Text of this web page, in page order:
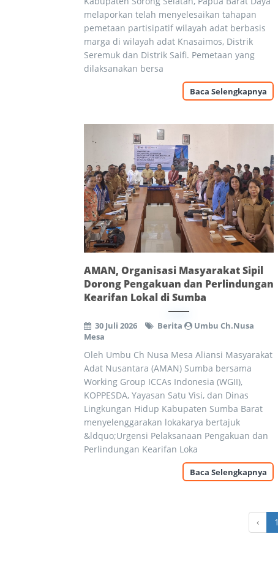
melaporkan telah menyelesaikan tahapan
pemetaan partisipatif wilayah adat berbasis
marga di wilayah adat Knasaimos, Distrik
Seremuk dan Distrik Saifi. Pemetaan yang
dilaksanakan bersa
Baca Selengkapnya
AMAN, Organisasi Masyarakat Sipil
Dorong Pengakuan dan Perlindungan
Kearifan Lokal di Sumba
30 Juli 2026 Berita
Umbu Ch.Nusa
Mesa
Oleh Umbu Ch Nusa Mesa Aliansi Masyarakat
Adat Nusantara (AMAN) Sumba bersama
Working Group ICCAs Indonesia (WGII),
KOPPESDA, Yayasan Satu Visi, dan Dinas
Lingkungan Hidup Kabupaten Sumba Barat
menyelenggarakan lokakarya bertajuk
&ldquo;Urgensi Pelaksanaan Pengakuan dan
Perlindungan Kearifan Loka
Baca Selengkapnya
‹ 1